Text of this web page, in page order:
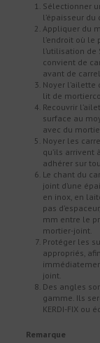
Sélectionner
l’épaisseur du
Appliquer du
l’endroit où le
l’utilisation de
convient de
avant de
Noyer l’ailette
lit de
Recouvrir
surface au
avec du
Noyer les
qu’ils arrivent
adhérer sur
Le chant du
joint d’une
en inox, en
pas
mm entre le
mortier-joint.
Protéger les
appropriés,
joint.
Des angles
gamme. Ils
KERDI-FIX ou
Remarque